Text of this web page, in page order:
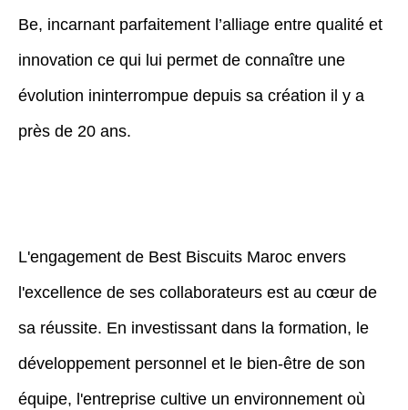
Be, incarnant parfaitement l’alliage entre qualité et
innovation ce qui lui permet de connaître une
évolution ininterrompue depuis sa création il y a
près de 20 ans.
L'engagement de Best Biscuits Maroc envers
l'excellence de ses collaborateurs est au cœur de
sa réussite. En investissant dans la formation, le
développement personnel et le bien-être de son
équipe, l'entreprise cultive un environnement où